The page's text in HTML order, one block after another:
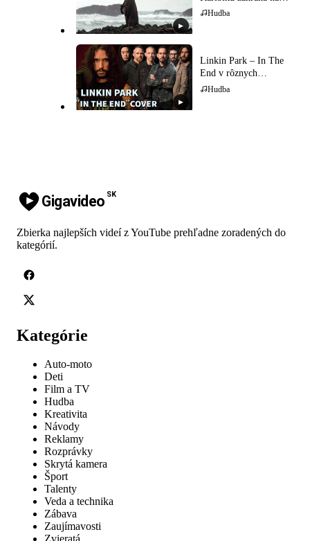
▶
husliach
Hudba
▶
Linkin Park – In The
End v rôznych
hudobných štýloch
Hudba
Gigavideo SK
Zbierka najlepších videí z YouTube prehľadne zoradených do
kategórií.
Kategórie
Auto-moto
Deti
Film a TV
Hudba
Kreativita
Návody
Reklamy
Rozprávky
Skrytá kamera
Šport
Talenty
Veda a technika
Zábava
Zaujímavosti